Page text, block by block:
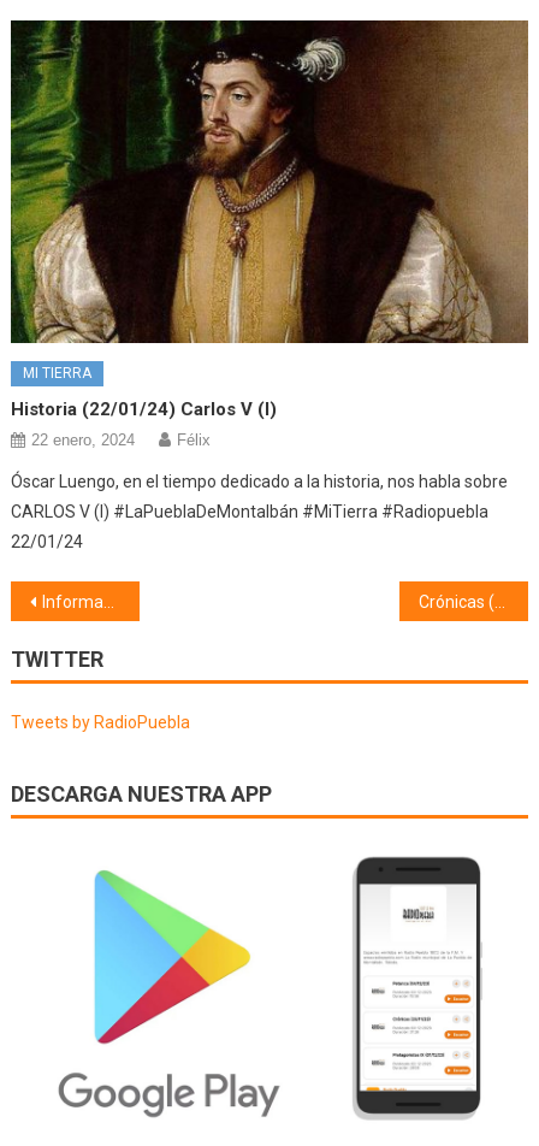
MI TIERRA
Historia (22/01/24) Carlos V (I)
22 enero, 2024 Félix
Óscar Luengo, en el tiempo dedicado a la historia, nos habla sobre
CARLOS V (I) #LaPueblaDeMontalbán #MiTierra #Radiopuebla
22/01/24
Navegación
de
entradas
Información Municipal (15/08/20) Crónicas (19/08/20)
TWITTER
Tweets by RadioPuebla
DESCARGA NUESTRA APP